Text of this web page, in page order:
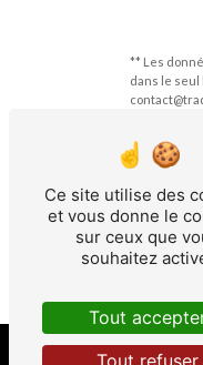
** Les
dans le seul
une
courrier
durée de
Consultez
Ce site utilise des
et vous donne le
sur ceux que
souhaitez
Tout
Tout refuser